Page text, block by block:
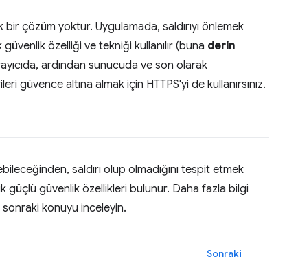
çözüm yoktur. Uygulamada, saldırıyı önlemek
özelliği ve tekniği kullanılır (buna derin
ardından sunucuda ve son olarak
güvence altına almak için HTTPS'yi de kullanırsınız.
saldırı olup olmadığını tespit etmek
güçlü güvenlik özellikleri bulunur. Daha fazla bilgi
sonraki konuyu inceleyin.
Sonraki